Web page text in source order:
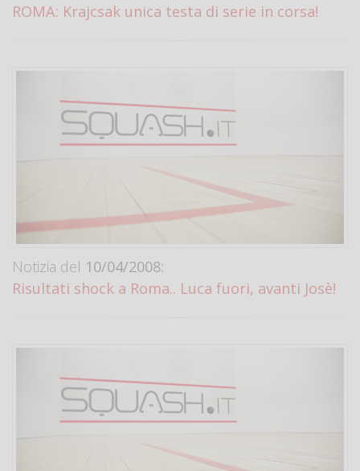
ROMA: Krajcsak unica testa di serie in corsa!
Notizia del 10/04/2008:
Risultati shock a Roma.. Luca fuori, avanti Josè!